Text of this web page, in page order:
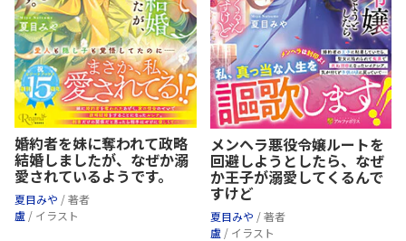
婚約者を妹に奪われて政略
結婚しましたが、なぜか溺
愛されているようです。
夏目みや / 著者
盧 / イラスト
メンヘラ悪役令嬢ルートを
回避しようとしたら、なぜ
か王子が溺愛してくるんで
すけど
夏目みや / 著者
盧 / イラスト